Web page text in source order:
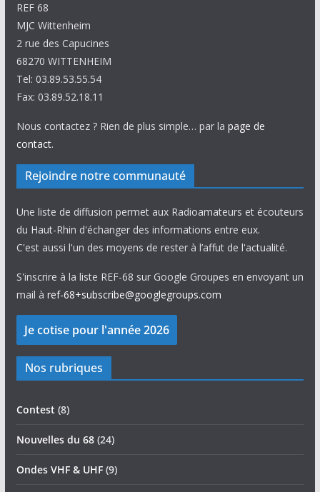
REF 68
MJC Wittenheim
2 rue des Capucines
68270 WITTENHEIM
Tel: 03.89.53.55.54
Fax: 03.89.52.18.11
Nous contactez ? Rien de plus simple… par la page de
contact.
Rejoindre notre communauté
Une liste de diffusion permet aux Radioamateurs et écouteurs
du Haut-Rhin d'échanger des informations entre eux.
C'est aussi l'un des moyens de rester à l’affut de l'actualité.
S'inscrire à la liste REF-68 sur Google Groupes en envoyant un
mail à ref-68+subscribe@googlegroups.com
Nos rubriques
Contest (8)
Nouvelles du 68(24)
Ondes VHF & UHF(9)